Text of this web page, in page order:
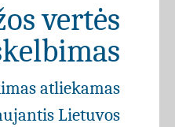
vertės
atliekamas
Lietuvos